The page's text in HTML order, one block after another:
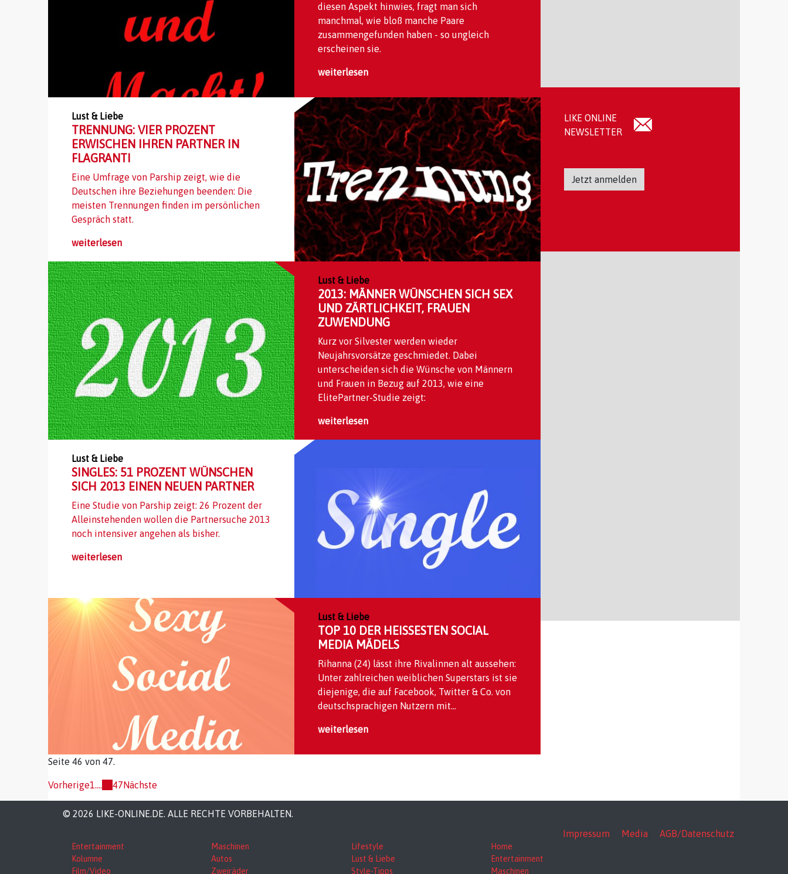
LIKE ONLINE
NEWSLETTER
Jetzt anmelden
diesen Aspekt hinwies, fragt man sich
manchmal, wie bloß manche Paare
zusammengefunden haben - so ungleich
erscheinen sie.
weiterlesen
Lust & Liebe
TRENNUNG: VIER PROZENT
ERWISCHEN IHREN PARTNER IN
FLAGRANTI
Eine Umfrage von Parship zeigt, wie die
Deutschen ihre Beziehungen beenden: Die
meisten Trennungen finden im persönlichen
Gespräch statt.
weiterlesen
Lust & Liebe
2013: MÄNNER WÜNSCHEN SICH SEX
UND ZÄRTLICHKEIT, FRAUEN
ZUWENDUNG
Kurz vor Silvester werden wieder
Neujahrsvorsätze geschmiedet. Dabei
unterscheiden sich die Wünsche von Männern
und Frauen in Bezug auf 2013, wie eine
ElitePartner-Studie zeigt:
weiterlesen
Lust & Liebe
SINGLES: 51 PROZENT WÜNSCHEN
SICH 2013 EINEN NEUEN PARTNER
Eine Studie von Parship zeigt: 26 Prozent der
Alleinstehenden wollen die Partnersuche 2013
noch intensiver angehen als bisher.
weiterlesen
Lust & Liebe
TOP 10 DER HEISSESTEN SOCIAL M
EDIA MÄDELS
Rihanna (24) lässt ihre Rivalinnen alt aussehen:
Unter zahlreichen weiblichen Superstars ist sie
diejenige, die auf Facebook, Twitter & Co. von
deutschsprachigen Nutzern mit...
weiterlesen
Seite 46 von 47.
Vorherige1.... 47Nächste
© 2026 LIKE-ONLINE.DE. ALLE RECHTE VORBEHALTEN.
Impressum
Media AGB/Datenschutz
Entertainment
Kolumne
Film/Video
Maschinen
Autos
Zweiräder
Lifestyle
Lust & Liebe
Style-Tipps
Home
Entertainment
Maschinen